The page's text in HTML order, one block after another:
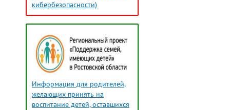
кибербезопасности)
Информация для родителей,
желающих принять на
воспитание детей, оставшихся